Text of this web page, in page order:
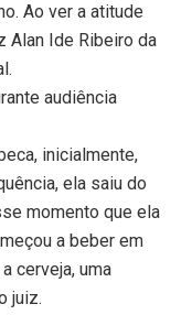
Ao ver a atitude
Alan Ide Ribeiro da
audiência
inicialmente,
ela saiu do
momento que ela
a beber em
cerveja, uma
juiz.